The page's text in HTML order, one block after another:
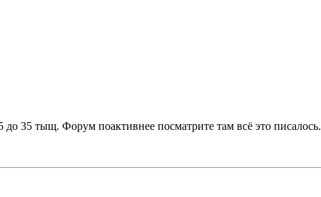
35 тыщ. Форум поактивнее посматрите там всё это писалось.